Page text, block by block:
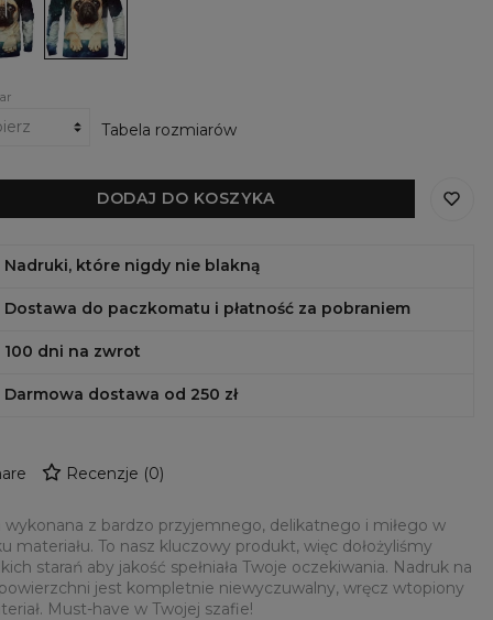
Puggie
Tabela rozmiarów
DODAJ DO KOSZYKA
Nadruki, które nigdy nie blakną
Dostawa do paczkomatu i płatność za pobraniem
100 dni na zwrot
Darmowa dostawa od 250 zł
Recenzje (0)
wykonana z bardzo przyjemnego, delikatnego i miłego w
materiału. To nasz kluczowy produkt, więc dołożyliśmy
starań aby jakość spełniała Twoje oczekiwania. Nadruk na
powierzchni jest kompletnie niewyczuwalny, wręcz wtopiony
Must-have w Twojej szafie!